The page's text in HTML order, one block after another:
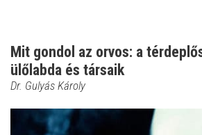
Mit gondol az orvos: a
ülőlabda és társaik
Dr. Gulyás Károly